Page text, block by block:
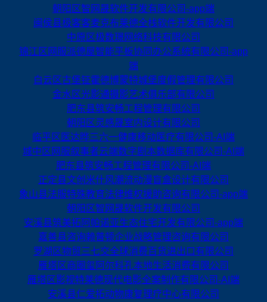
朝阳区智网晟软件开发有限公司-app端
闽侯县极客客麦克布莱德全栈软件开发有限公司
中原区极数璟网络科技有限公司
锦江区网服派德屋智能平板协同办公系统有限公司-app
端
白云区古堡钲霍德博蒙特城堡度假管理有限公司
金水区光影通摄影艺术俱乐部有限公司
肥东县筑安畅工程管理有限公司
朝阳区灵感晟室内设计有限公司
临平区医达晔三六一健康移动医疗有限公司-AI端
城中区网服叙事者云端数字剧本数据库有限公司-AI端
肥东县筑安畅工程管理有限公司-AI端
正定县文创米什风潮流动漫盲盒设计有限公司
象山县法服特殊教育法律维权援助咨询有限公司-app端
朝阳区智网晟软件开发有限公司
安溪县筑美拓阿帕诺亚生态住宅开发有限公司-app端
嘉善县咨询赖普顿企业战略管理咨询有限公司
罗湖区物贸三七交全球消费百货进出口有限公司
雁塔区商圈玺阿尔科孔本地生活消费有限公司
雁塔区影视特莱德现代电影全案制作有限公司-AI端
安溪县仁爱拓动物康复理疗中心有限公司